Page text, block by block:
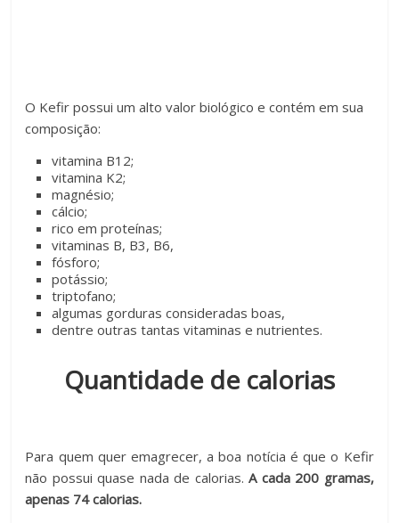
O Kefir possui um alto valor biológico e contém em sua
composição:
vitamina B12;
vitamina K2;
magnésio;
cálcio;
rico em proteínas;
vitaminas B, B3, B6,
fósforo;
potássio;
triptofano;
algumas gorduras consideradas boas,
dentre outras tantas vitaminas e nutrientes.
Quantidade de calorias
Para quem quer emagrecer, a boa notícia é que o Kefir
não possui quase nada de calorias.A cada 200 gramas,
apenas 74 calorias.